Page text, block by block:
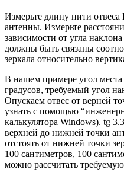
Измерьте длину нити
антенны. Измерьте
зависимости от угла
должны быть связаны
зеркала относительно
В нашем примере угол места
градусов, требуемый угол
Опускаем отвес от верней
узнать с помощью
калькулятора Windows). tg
верхней до нижней точки
отстоять от нижней точки
100 сантиметров, 100
можно рассчитать